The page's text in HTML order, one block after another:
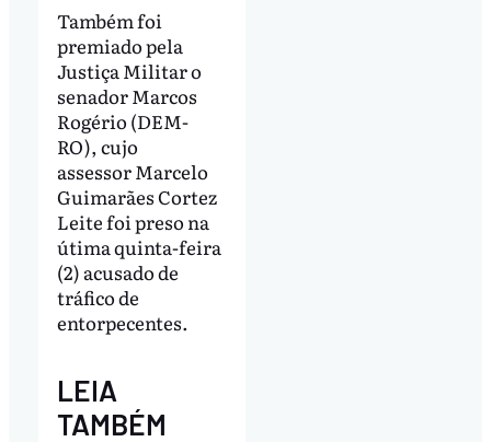
Também foi
premiado pela
Justiça Militar o
senador Marcos
Rogério (DEM-
RO), cujo
assessor Marcelo
Guimarães Cortez
Leite foi preso na
útima quinta-feira
(2) acusado de
tráfico de
entorpecentes.
LEIA
TAMBÉM